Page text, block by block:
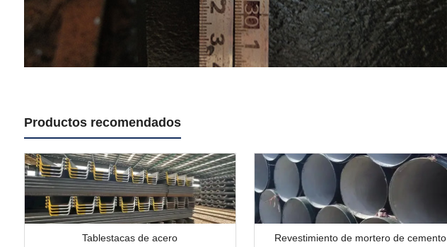
Productos recomendados
Tablestacas de acero Revestimiento de mortero de cemento